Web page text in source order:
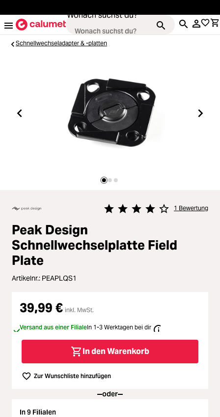
Wonach suchst du?
Loading... Objektive
Video & Drohnen
Loading...
Loading... Licht & Studio
Loading... Bildbearbeitung
Loading... Ferngläser
Loading... Second Hand
Loading... SALE
Loading...
Schnellwechseladapter & -platten
1 Bewertung
Peak Design
Schnellwechselplatte Field
Plate
Artikelnr.: PEAPLQS1
39,99 € inkl. MwSt.
Versand aus einer FilialeIn 1-3 Werktagen bei dir
In den Warenkorb
Zur Wunschliste hinzufügen
oder
In 9 Filialen